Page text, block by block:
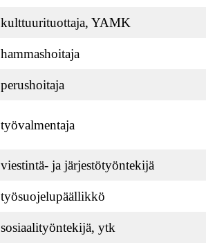
kulttuurituottaja, YAMK
hammashoitaja
perushoitaja
työvalmentaja
viestintä- ja järjestötyöntekijä
työsuojelupäällikkö
sosiaalityöntekijä, ytk